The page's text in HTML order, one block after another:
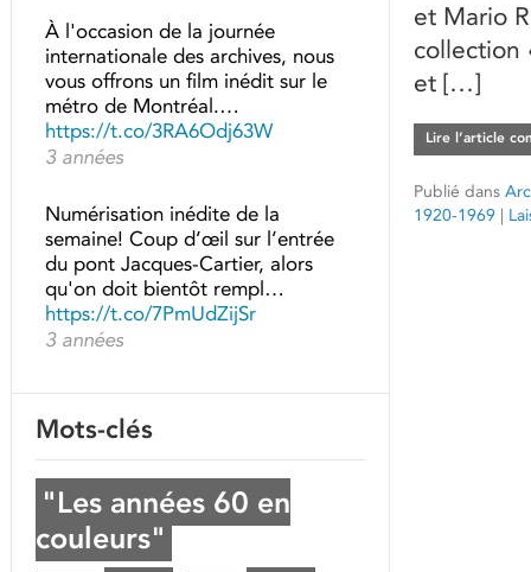
et Mario
collection
et […]
Lire l’article
Publié dans
1920-1969 |
À l'occasion de la journée
internationale des archives, nous
vous offrons un film inédit sur le
métro de Montréal.…
https://t.co/3RA6Odj63W
3 années
Numérisation inédite de la
semaine! Coup d’œil sur l’entrée
du pont Jacques-Cartier, alors
qu'on doit bientôt rempl…
https://t.co/7PmUdZijSr
3 années
Mots-clés
"Les années 60 en
couleurs"